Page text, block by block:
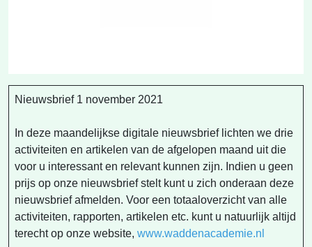
Nieuwsbrief 1 november 2021
In deze maandelijkse digitale nieuwsbrief lichten we drie
activiteiten en artikelen van de afgelopen maand uit die
voor u interessant en relevant kunnen zijn. Indien u geen
prijs op onze nieuwsbrief stelt kunt u zich onderaan deze
nieuwsbrief afmelden. Voor een totaaloverzicht van alle
activiteiten, rapporten, artikelen etc. kunt u natuurlijk altijd
terecht op onze website, www.waddenacademie.nl